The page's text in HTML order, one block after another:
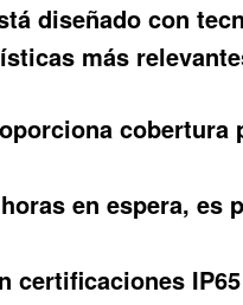
diseñado con
más
cobertura
en espera, es
certificaciones